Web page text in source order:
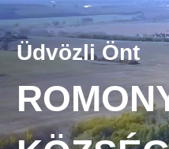
Üdvözli Önt